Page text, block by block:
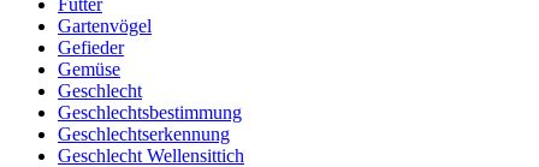
Gartenvögel
Gefieder
Gemüse
Geschlecht
Geschlechtsbestimmung
Geschlechtserkennung
Geschlecht Wellensittich